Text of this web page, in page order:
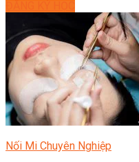
Nối Mi Chuyên Nghiệp